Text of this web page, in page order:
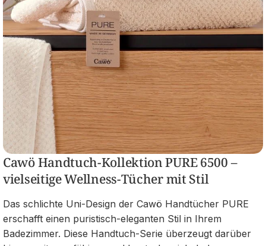
Cawö Handtuch-Kollektion PURE 6500 –
vielseitige Wellness-Tücher mit Stil
Das schlichte Uni-Design der Cawö Handtücher PURE
erschafft einen puristisch-eleganten Stil in Ihrem
Badezimmer. Diese Handtuch-Serie überzeugt darüber